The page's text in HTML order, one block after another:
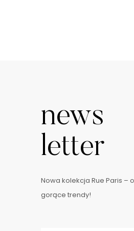
news
letter
Nowa kolekcja Rue Paris –
gorące trendy!